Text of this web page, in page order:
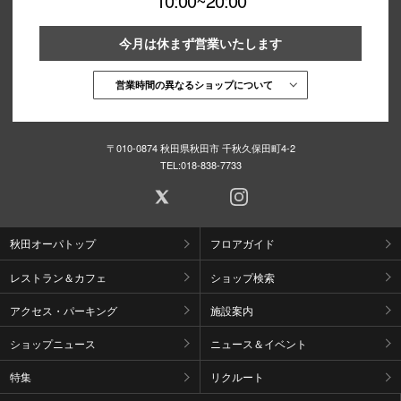
今月は休まず営業いたします
営業時間の異なるショップについて
〒010-0874 秋田県秋田市 千秋久保田町4-2
TEL:018-838-7733
秋田オーパトップ フロアガイド
レストラン＆カフェ ショップ検索
アクセス・パーキング 施設案内
ショップニュース ニュース＆イベント
特集 リクルート